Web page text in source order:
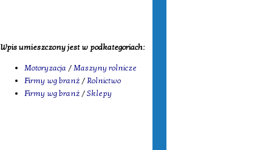
Wpis umieszczony jest w podkategoriach:
Motoryzacja /Maszyny rolnicze
Firmy wg branż /Rolnictwo
Firmy wg branż /Sklepy